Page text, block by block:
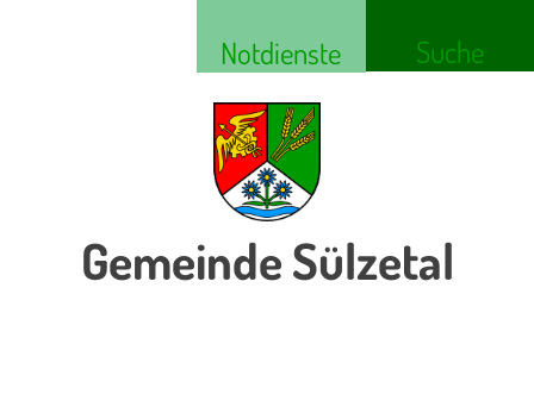
Notdienste Suche
Gemeinde Sülzetal